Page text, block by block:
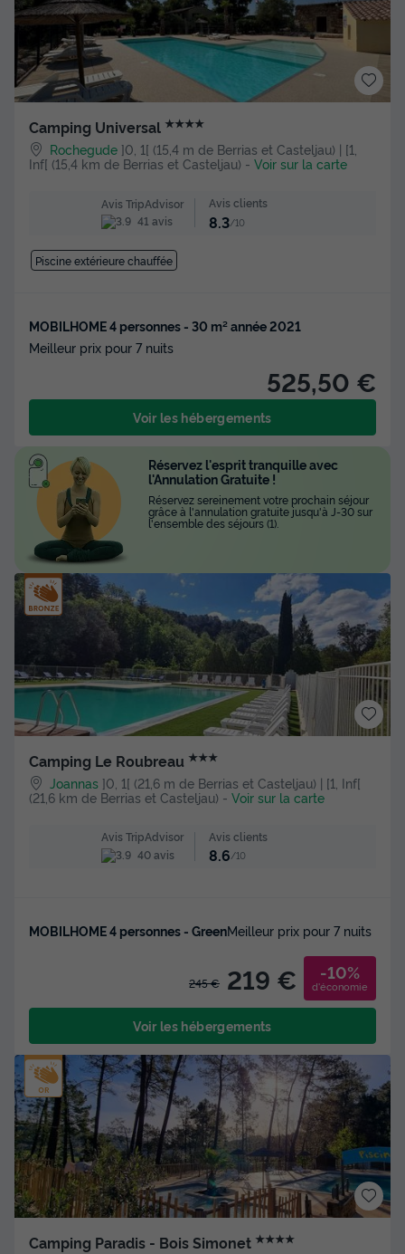
Camping Universal ★★★★
Rochegude ]0, 1[ (15,4 m de Berrias et Casteljau) | [1,
Inf[ (15,4 km de Berrias et Casteljau) - Voir sur la carte
Avis TripAdvisor
41 avis
Avis clients
8.3/10
Piscine extérieure chauffée
MOBILHOME 4 personnes - 30 m² année 2021
Meilleur prix pour 7 nuits
525,50 €
Voir les hébergements
Camping Le Roubreau ★★★
Joannas ]0, 1[ (21,6 m de Berrias et Casteljau) | [1, Inf[
(21,6 km de Berrias et Casteljau) - Voir sur la carte
Avis TripAdvisor
40 avis
Avis clients
8.6/10
MOBILHOME 4 personnes - GreenMeilleur prix pour 7 nuits
245 € 219 € -10%
d'économie
Voir les hébergements
Camping Paradis - Bois Simonet ★★★★
Réservez l'esprit tranquille avec
l'Annulation Gratuite !
Réservez sereinement votre prochain séjour
grâce à l'annulation gratuite jusqu'à J-30 sur
l'ensemble des séjours (1).